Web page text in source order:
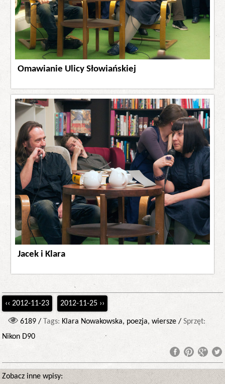
Omawianie Ulicy Słowiańskiej
Jacek i Klara
‹‹ 2012-11-23 2012-11-25 ››
6189 / Tags: Klara Nowakowska, poezja, wiersze /Sprzęt:
Nikon D90
Zobacz inne wpisy: